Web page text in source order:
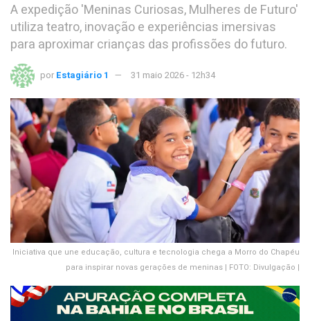
A expedição 'Meninas Curiosas, Mulheres de Futuro'
utiliza teatro, inovação e experiências imersivas
para aproximar crianças das profissões do futuro.
por Estagiário 1 31 maio 2026 - 12h34
Iniciativa que une educação, cultura e tecnologia chega a Morro do Chapéu
para inspirar novas gerações de meninas | FOTO: Divulgação |